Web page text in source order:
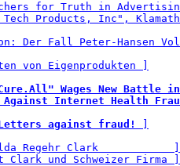
for Truth in
Tech Products, Inc",
Der Fall Peter-Hansen
von Eigenprodukten ]
Wages New Battle in
Against Internet Health
Letters against fraud!
Regehr Clark            ]
Clark und Schweizer Firma ]